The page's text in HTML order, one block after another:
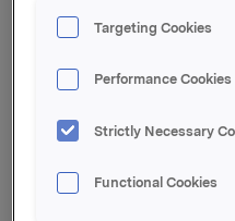
mot slutten av kvartalet.
mot 7.905 mill. kroner i
7.175 mill. kroner, og den
Ingredients og Orkla
salgsutvikling, mens
Targeting Cookies
Performance Cookies
Strictly Necessary
Functional Cookies